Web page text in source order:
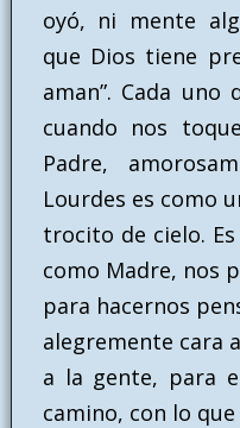
oyó, ni mente
que Dios tiene
aman”. Cada
cuando nos
Padre,
Lourdes es como
trocito de cielo.
como Madre, nos
para hacernos
alegremente cara
a la gente, para
camino, con lo